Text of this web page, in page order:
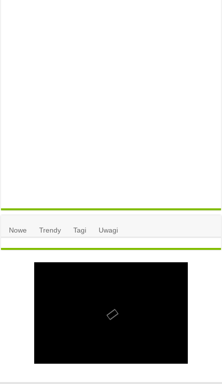
Nowe Trendy Tagi Uwagi